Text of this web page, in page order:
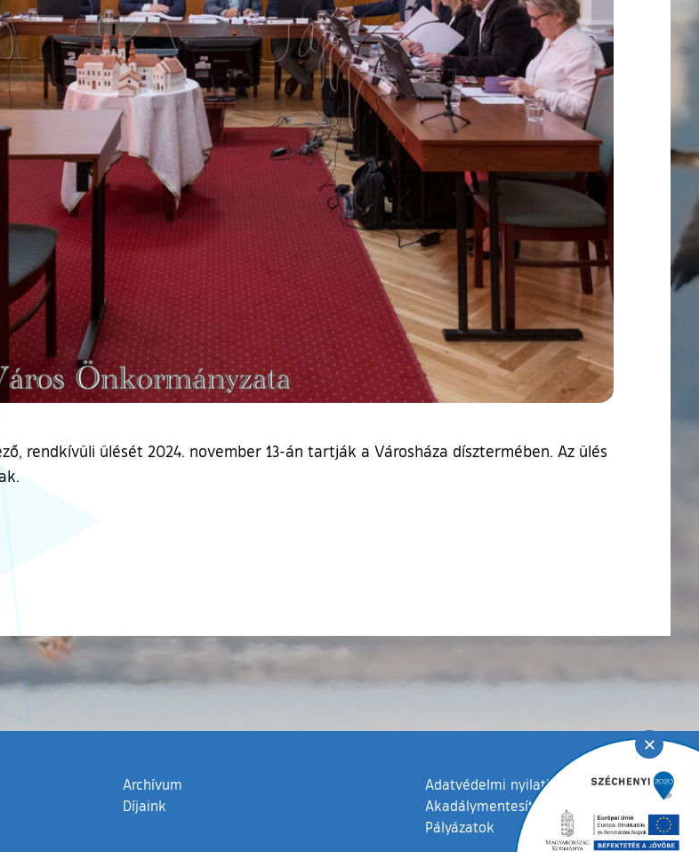
rendkívüli ülését 2024. november 13-án tartják a Városháza dísztermében. Az ülés
Archívum
Díjaink
Adatvédelmi nyilatkozat
Akadálymentesítési nyilatkozat
Pályázatok
✕